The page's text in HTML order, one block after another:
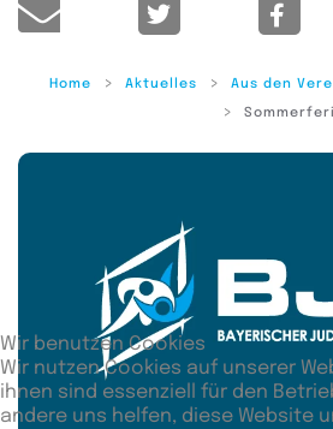
Home Aktuelles Aus den
Wir benutzen Cookies
Wir nutzen Cookies auf unserer
ihnen sind essenziell für den
andere uns helfen, diese Website